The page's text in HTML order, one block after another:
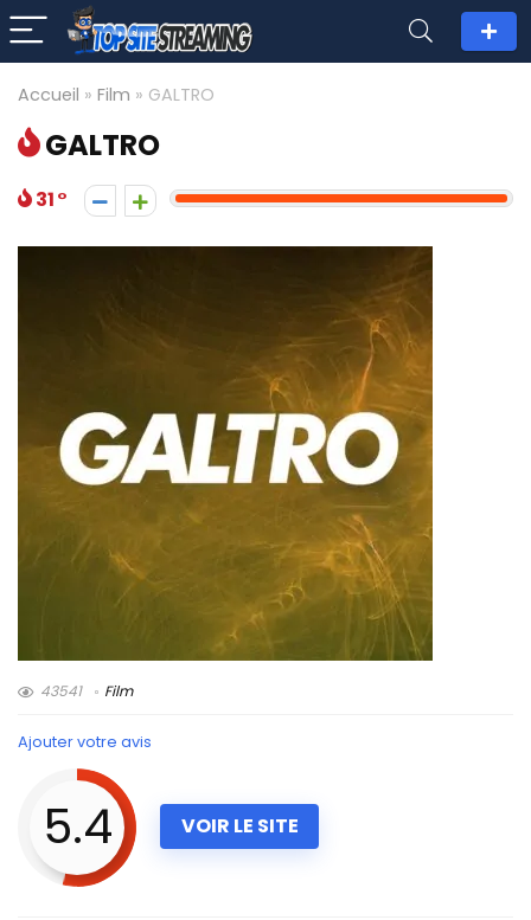
Accueil » Film » GALTRO
GALTRO
31
43541 Film
Ajouter votre avis
5.4 VOIR LE SITE